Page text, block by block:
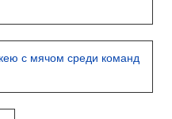
с мячом среди команд